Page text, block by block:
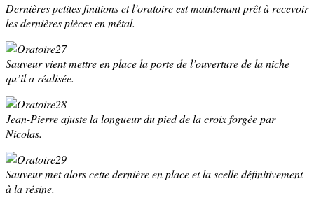
Dernières petites finitions et l’oratoire est maintenant prêt à recevoir
les dernières pièces en métal.
Sauveur vient mettre en place la porte de l’ouverture de la niche
qu’il a réalisée.
Jean-Pierre ajuste la longueur du pied de la croix forgée par
Nicolas.
Sauveur met alors cette dernière en place et la scelle définitivement
à la résine.